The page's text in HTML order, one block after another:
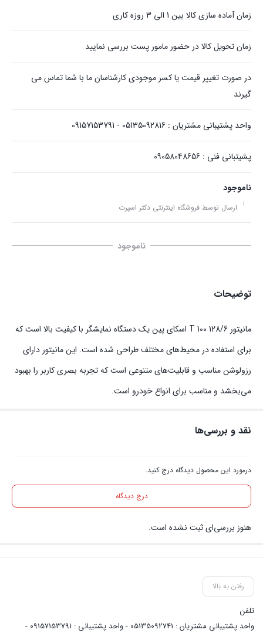
زمان آماده سازی کالا بین 1 الی 3 روزه کاری
زمان تحویل کالا در حضور مامور پست بررسی نمایید
در صورت تغییر قیمت یا کسر موجودی کارشناسان ما با شما تماس می
گیرند
واحد پشتیبانی مشتریان : 05135092816 - 09157153791
پشیتبانی فنی : 09058048656
ناموجود
ارسال توسط فروشگاه اینترنتی دکتر اسپرت
ناموجود
توضیحات
مانیتور T 100 128/6 اسکای پین یک دستگاه نمایشگر با کیفیت بالا است که
برای استفاده در محیط‌های مختلف طراحی شده است. این مانیتور دارای
رزولوشن مناسب و قابلیت‌های متنوعی است که تجربه بصری کاربر را بهبود
می‌بخشد و مناسب برای انواع خودرو است.
نقد و بررسی‌ها
درمورد این محصول دیدگاه درج کنید.
درج دیدگاه
هنوز بررسی‌ای ثبت نشده است.
رفتن به بالا
تلفن
واحد پشتیبانی مشتریان : 05135092741 - واحد پشتیبانی : 09157153791 -